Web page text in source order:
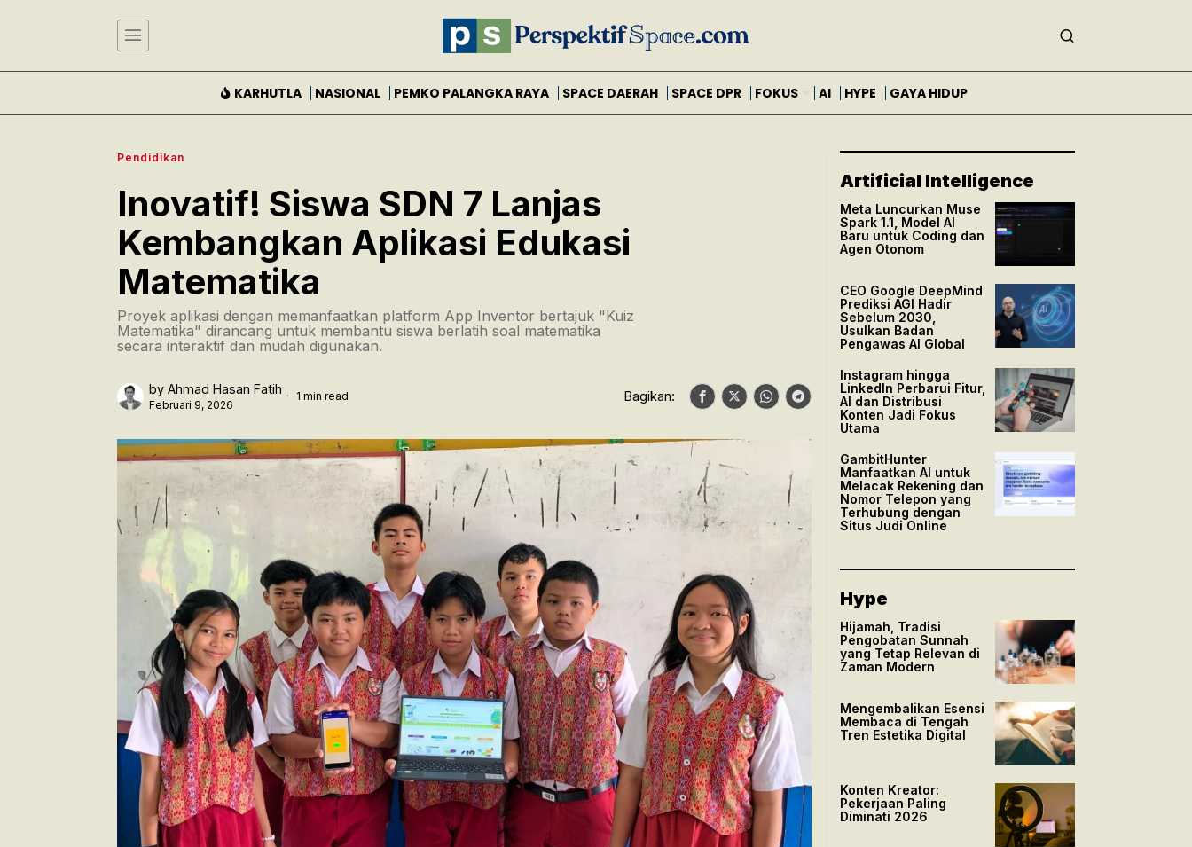
KARHUTLA NASIONAL PEMKO PALANGKA RAYA SPACE DAERAH SPACE DPR FOKUS AI HYPE GAYA HIDUP
Pendidikan
Inovatif! Siswa SDN 7 Lanjas
Kembangkan Aplikasi Edukasi
Matematika
Proyek aplikasi dengan memanfaatkan platform App Inventor bertajuk "Kuiz
Matematika" dirancang untuk membantu siswa berlatih soal matematika
secara interaktif dan mudah digunakan.
by Ahmad Hasan Fatih
Februari 9, 2026
1 min read Bagikan:
Artificial Intelligence
Meta Luncurkan Muse
Spark 1.1, Model AI
Baru untuk Coding dan
Agen Otonom
CEO Google DeepMind
Prediksi AGI Hadir
Sebelum 2030,
Usulkan Badan
Pengawas AI Global
Instagram hingga
LinkedIn Perbarui Fitur,
AI dan Distribusi
Konten Jadi Fokus
Utama
GambitHunter
Manfaatkan AI untuk
Melacak Rekening dan
Nomor Telepon yang
Terhubung dengan
Situs Judi Online
Hype
Hijamah, Tradisi
Pengobatan Sunnah
yang Tetap Relevan di
Zaman Modern
Mengembalikan Esensi
Membaca di Tengah
Tren Estetika Digital
Konten Kreator:
Pekerjaan Paling
Diminati 2026